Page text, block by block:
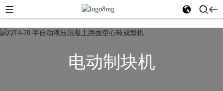
电动制块机